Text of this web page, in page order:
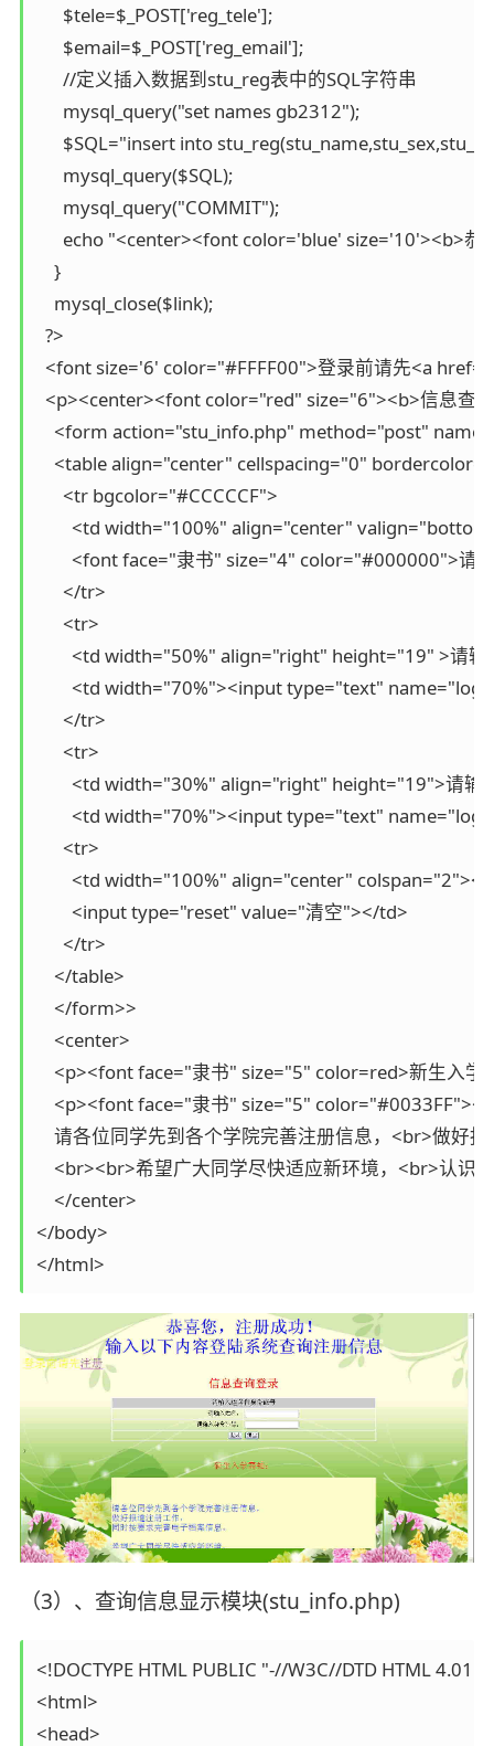
      $tele=$_POST['reg_tele'];
      $email=$_POST['reg_email'];
      //定义插入数据到stu_reg表中的SQL字符串
      mysql_query("set names gb2312");
$SQL="insert into
      mysql_query($SQL);
      mysql_query("COMMIT");
echo "<center><font color='blue'
    }
    mysql_close($link);
  ?>
<font size='6' color="#FFFF00">登录前请先<a
<p><center><font color="red" size="6"><b>信息
<form action="stu_info.php" method="post"
<table align="center" cellspacing="0"
      <tr bgcolor="#CCCCCF">
<td width="100%" align="center"
<font face="隶书" size="4" color="#000000">
      </tr>
      <tr>
<td width="50%" align="right" height="19" >请
<td width="70%"><input type="text"
      </tr>
      <tr>
<td width="30%" align="right" height="19">请
<td width="70%"><input type="text"
      <tr>
<td width="100%" align="center"
        <input type="reset" value="清空"></td>
      </tr>
    </table>
    </form>>
    <center>
<p><font face="隶书" size="5" color=red>新生入
<p><font face="隶书" size="5"
请各位同学先到各个学院完善注册信息，<br>做好
<br><br>希望广大同学尽快适应新环境，<br>
    </center>
</body>
（3）、查询信息显示模块(stu_info.php)
<!DOCTYPE HTML PUBLIC "-//W3C//DTD HTML
<html>
<head>